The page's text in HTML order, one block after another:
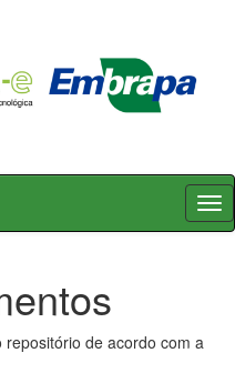
de acordo com a